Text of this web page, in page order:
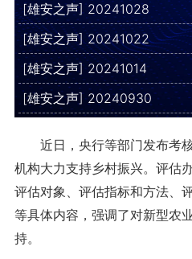
[雄安之声] 20241028
[雄安之声] 20241022
[雄安之声] 20241014
[雄安之声] 20240930
近日，央行等部门发布考核
机构大力支持乡村振兴。评估
评估对象、评估指标和方法、
等具体内容，强调了对新型农
持。